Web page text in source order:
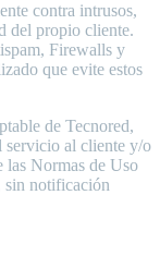
contra intrusos,
del propio cliente.
Firewalls y
que evite estos
de Tecnored,
servicio al cliente y/o
las Normas de Uso
sin notificación